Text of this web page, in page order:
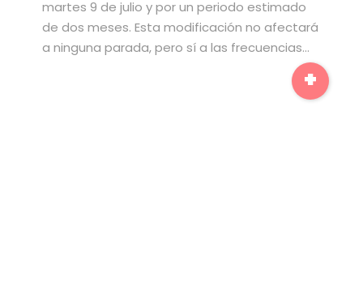
martes 9 de julio y por un periodo estimado
de dos meses. Esta modificación no afectará
a ninguna parada, pero sí a las frecuencias…
+